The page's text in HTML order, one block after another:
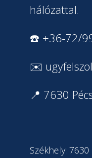
hálózattal.
☎️ +36-72/
✉️
📍 7630
Székhely: